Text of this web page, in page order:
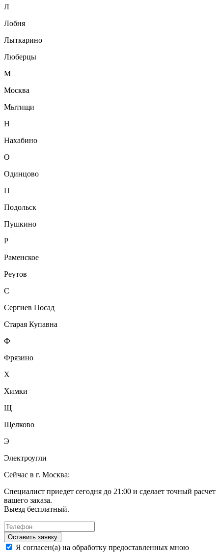
Л
Лобня
Лыткарино
Люберцы
М
Москва
Мытищи
Н
Нахабино
О
Одинцово
П
Подольск
Пушкино
Р
Раменское
Реутов
С
Сергиев Посад
Старая Купавна
Ф
Фрязино
Х
Химки
Щ
Щелково
Э
Электроугли
Сейчас в г. Москва:
Специалист приедет сегодня до 21:00 и сделает точный расчет
вашего заказа.
Выезд бесплатный.
Оставить заявку
Я согласен(а) на обработку предоставленных мною